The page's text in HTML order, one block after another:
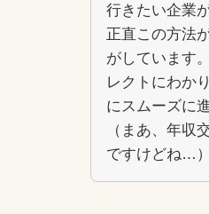
行きたい企業
正直この方法
がしています
レクトにわか
にスムーズに
（まあ、年収
ですけどね…）